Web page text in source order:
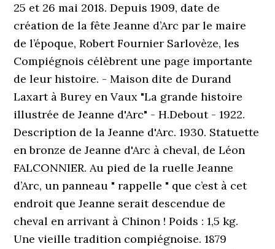
25 et 26 mai 2018. Depuis 1909, date de
création de la fête Jeanne d’Arc par le maire
de l’époque, Robert Fournier Sarlovèze, les
Compiégnois célèbrent une page importante
de leur histoire. - Maison dite de Durand
Laxart à Burey en Vaux "La grande histoire
illustrée de Jeanne d'Arc" - H.Debout - 1922.
Description de la Jeanne d'Arc. 1930. Statuette
en bronze de Jeanne d'Arc à cheval, de Léon
FALCONNIER. Au pied de la ruelle Jeanne
d’Arc, un panneau " rappelle " que c’est à cet
endroit que Jeanne serait descendue de
cheval en arrivant à Chinon ! Poids : 1,5 kg.
Une vieille tradition compiégnoise. 1879